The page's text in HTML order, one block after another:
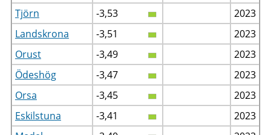
Tjörn
-3,53
2023
Landskrona
-3,51
2023
Orust
-3,49
2023
Ödeshög
-3,47
2023
Orsa
-3,45
2023
Eskilstuna
-3,41
2023